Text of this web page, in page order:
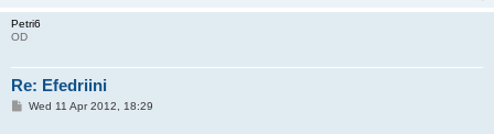
Petri6
OD
Re: Efedriini
PWed 11 Apr 2012, 18:29